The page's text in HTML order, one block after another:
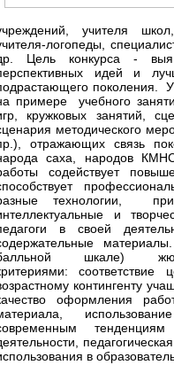
учителя
логопеды,
Цель конкурса -
идей и
поколения.
примере учебного
кружковых занятий,
методического
отражающих связь
саха, народов
содействует
технологии,
и
в своей
шкале)
контингенту
оформления
в